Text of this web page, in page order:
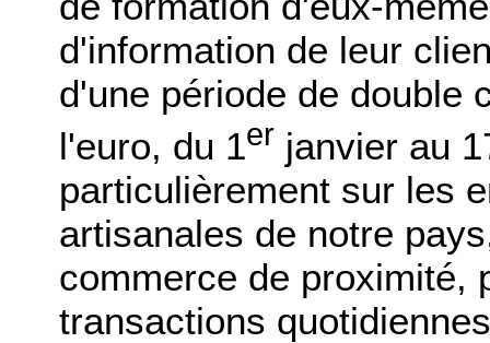
d'information de leur
d'une période de double
l'euro, du 1er janvier au
particulièrement sur les
artisanales de notre
commerce de proximité,
transactions